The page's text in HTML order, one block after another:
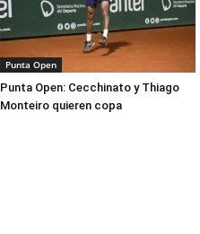
Punta Open
Punta Open: Cecchinato y Thiago
Monteiro quieren copa